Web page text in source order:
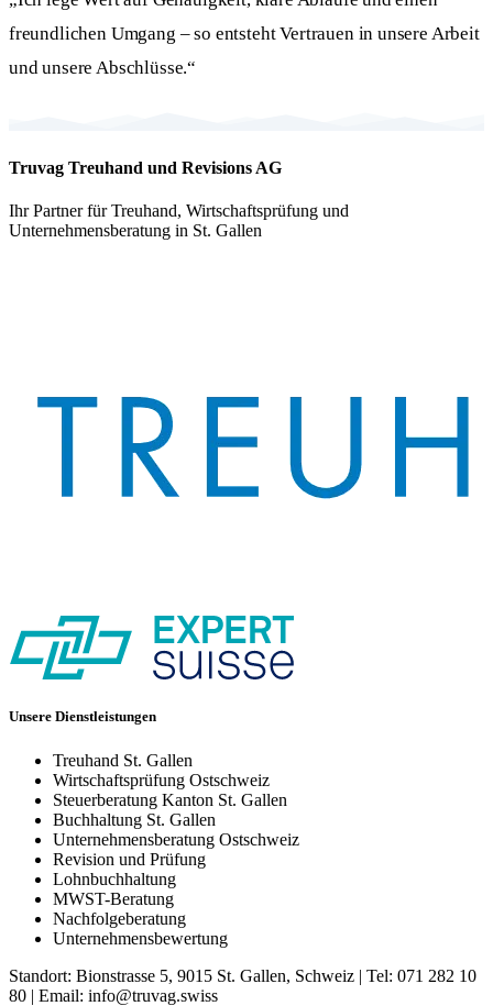
freundlichen Umgang – so entsteht Vertrauen in unsere Arbeit
und unsere Abschlüsse.“
Truvag Treuhand und Revisions AG
Ihr Partner für Treuhand, Wirtschaftsprüfung und
Unternehmensberatung in St. Gallen
Unsere Dienstleistungen
Treuhand St. Gallen
Wirtschaftsprüfung Ostschweiz
Steuerberatung Kanton St. Gallen
Buchhaltung St. Gallen
Unternehmensberatung Ostschweiz
Revision und Prüfung
Lohnbuchhaltung
MWST-Beratung
Nachfolgeberatung
Unternehmensbewertung
Standort: Bionstrasse 5, 9015 St. Gallen, Schweiz | Tel: 071 282 10
80 | Email: info@truvag.swiss